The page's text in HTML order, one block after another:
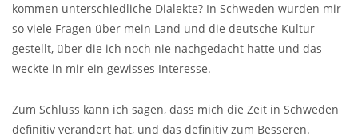
kommen unterschiedliche Dialekte? In Schweden wurden mir
so viele Fragen über mein Land und die deutsche Kultur
gestellt, über die ich noch nie nachgedacht hatte und das
weckte in mir ein gewisses Interesse.
Zum Schluss kann ich sagen, dass mich die Zeit in Schweden
definitiv verändert hat, und das definitiv zum Besseren.